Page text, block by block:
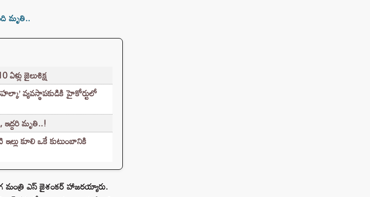
మృతి..
జైలుశిక్ష
వ్యవస్థాపకుడికి హైకోర్టులో
ఇద్దరి మృతి..!
కూలి ఒకే కుటుంబానికి
ఎస్ జైశంకర్ హాజరయ్యారు.